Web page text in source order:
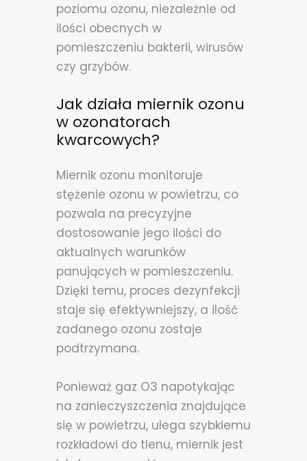
poziomu ozonu, niezależnie od
ilości obecnych w
pomieszczeniu bakterii, wirusów
czy grzybów.
Jak działa miernik ozonu
w ozonatorach
kwarcowych?
Miernik ozonu monitoruje
stężenie ozonu w powietrzu, co
pozwala na precyzyjne
dostosowanie jego ilości do
aktualnych warunków
panujących w pomieszczeniu.
Dzięki temu, proces dezynfekcji
staje się efektywniejszy, a ilość
zadanego ozonu zostaje
podtrzymana.
Ponieważ gaz O3 napotykając
na zanieczyszczenia znajdujące
się w powietrzu, ulega szybkiemu
rozkładowi do tlenu, miernik jest